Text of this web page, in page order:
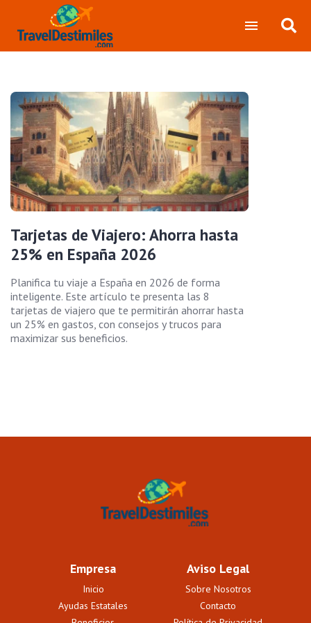
Tarjetas de Viajero: Ahorra hasta
25% en España 2026
Planifica tu viaje a España en 2026 de forma
inteligente. Este artículo te presenta las 8
tarjetas de viajero que te permitirán ahorrar hasta
un 25% en gastos, con consejos y trucos para
maximizar sus beneficios.
Empresa
Inicio
Ayudas Estatales
Aviso Legal
Sobre Nosotros
Contacto